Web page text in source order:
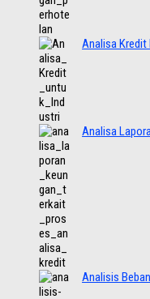
Analisa Kredit
Analisa
Analisis